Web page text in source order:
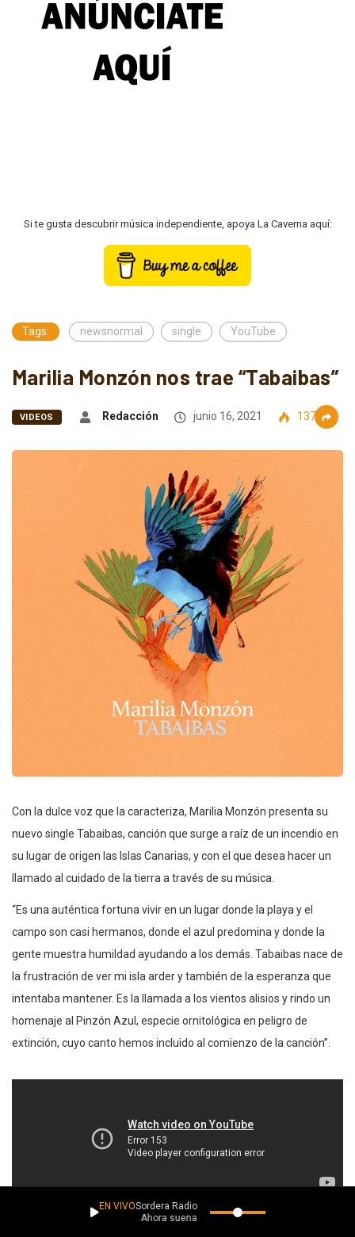
Si te gusta descubrir música independiente, apoya La Caverna aquí:
Tags: newsnormal single YouTube
Marilia Monzón nos trae “Tabaibas”
VIDEOS Redacción junio 16, 2021 1371
Con la dulce voz que la caracteriza, Marilia Monzón presenta su
nuevo single Tabaibas, canción que surge a raíz de un incendio en
su lugar de origen las Islas Canarias, y con el que desea hacer un
llamado al cuidado de la tierra a través de su música.
“Es una auténtica fortuna vivir en un lugar donde la playa y el
campo son casi hermanos, donde el azul predomina y donde la
gente muestra humildad ayudando a los demás. Tabaibas nace de
la frustración de ver mi isla arder y también de la esperanza que
intentaba mantener. Es la llamada a los vientos alisios y rindo un
homenaje al Pinzón Azul, especie ornitológica en peligro de
extinción, cuyo canto hemos incluido al comienzo de la canción”.
EN VIVOSordera Radio
Ahora suena